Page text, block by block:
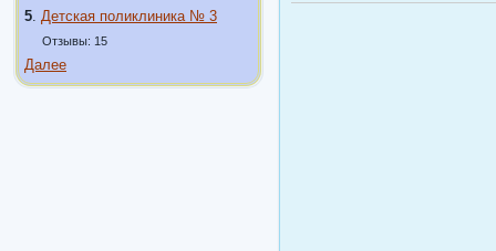
5 Детская поликлиника № 3
Отзывы: 15
Далее